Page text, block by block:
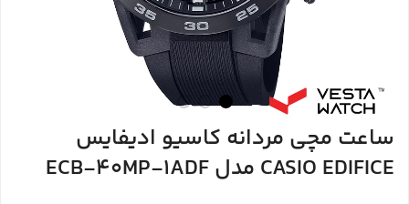
ساعت مچی مردانه کاسیو ادیفایس
CASIO EDIFICE مدل ECB-40MP-1ADF